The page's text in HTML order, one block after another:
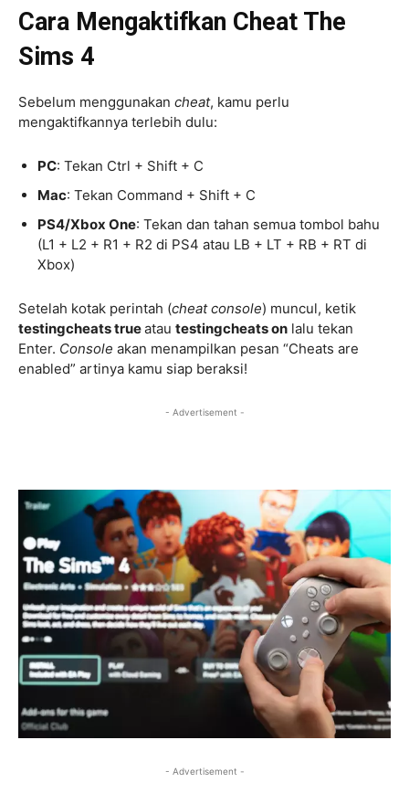
Cara Mengaktifkan Cheat The
Sims 4
Sebelum menggunakan cheat, kamu perlu
mengaktifkannya terlebih dulu:
PC: Tekan Ctrl + Shift + C
Mac: Tekan Command + Shift + C
PS4/Xbox One: Tekan dan tahan semua tombol bahu
(L1 + L2 + R1 + R2 di PS4 atau LB + LT + RB + RT di
Xbox)
Setelah kotak perintah (cheat console) muncul, ketik
testingcheats trueatau testingcheats on lalu tekan
Enter. Console akan menampilkan pesan “Cheats are
enabled” artinya kamu siap beraksi!
- Advertisement -
- Advertisement -